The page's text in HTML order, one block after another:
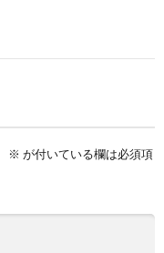
※ が付いている欄は必須項